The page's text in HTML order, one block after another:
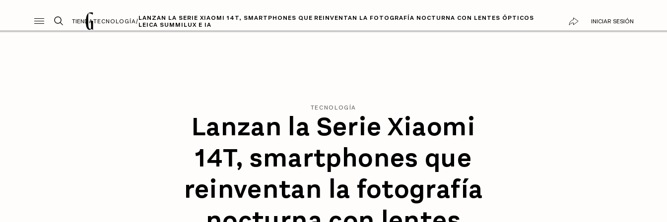
TIENDATECNOLOGÍA/LANZAN LA SERIE XIAOMI 14T, SMARTPHONES QUE REINVENTAN LA FOTOGRAFÍA NOCTURNA CON LENTES ÓPTICOS
LEICA SUMMILUX E IA
INICIAR SESIÓN
TECNOLOGÍA
Lanzan la Serie Xiaomi
14T, smartphones que
reinventan la fotografía